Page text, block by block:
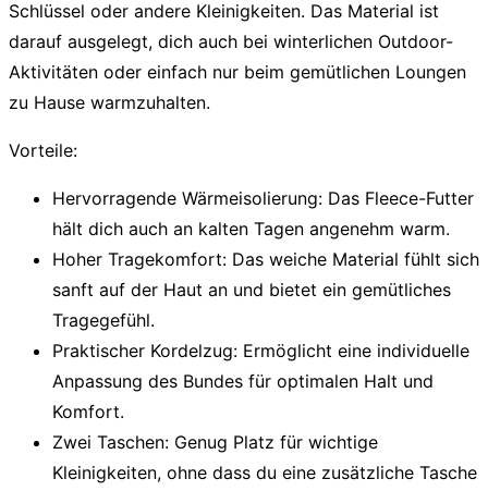
Schlüssel oder andere Kleinigkeiten. Das Material ist
darauf ausgelegt, dich auch bei winterlichen Outdoor-
Aktivitäten oder einfach nur beim gemütlichen Loungen
zu Hause warmzuhalten.
Vorteile:
Hervorragende Wärmeisolierung: Das Fleece-Futter
hält dich auch an kalten Tagen angenehm warm.
Hoher Tragekomfort: Das weiche Material fühlt sich
sanft auf der Haut an und bietet ein gemütliches
Tragegefühl.
Praktischer Kordelzug: Ermöglicht eine individuelle
Anpassung des Bundes für optimalen Halt und
Komfort.
Zwei Taschen: Genug Platz für wichtige
Kleinigkeiten, ohne dass du eine zusätzliche Tasche